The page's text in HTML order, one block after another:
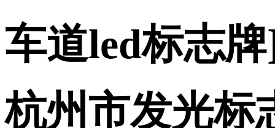
车道led标志
杭州市发光标